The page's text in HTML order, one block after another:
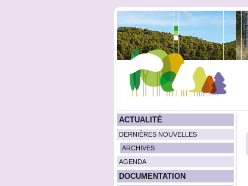
ACTUALITÉ
DERNIÈRES NOUVELLES
ARCHIVES
AGENDA
DOCUMENTATION